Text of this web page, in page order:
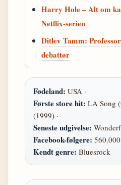
Harry Hole – Alt om
Netflix-serien
Ditlev Tamm:
debattør
Fødeland: USA ·
Første store hit: LA Song
(1999) ·
Seneste udgivelse:
Facebook-følgere:
Kendt genre: Bluesrock